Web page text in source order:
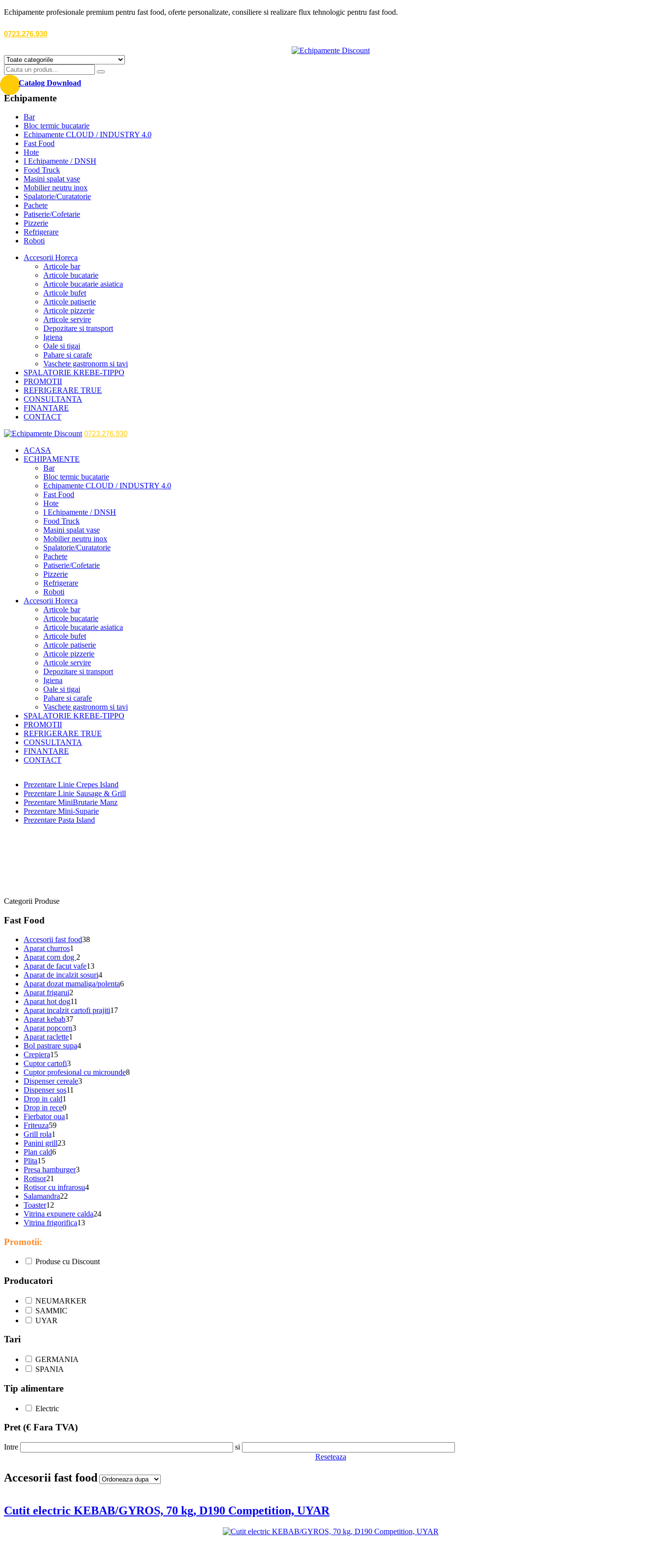
Echipamente profesionale premium pentru fast food, oferte personalizate, consiliere si realizare flux tehnologic pentru fast food.
0723.276.930
Catalog Download
Echipamente
Bar
Bloc termic bucatarie
Echipamente CLOUD / INDUSTRY 4.0
Fast Food
Hote
I Echipamente / DNSH
Food Truck
Masini spalat vase
Mobilier neutru inox
Spalatorie/Curatatorie
Pachete
Patiserie/Cofetarie
Pizzerie
Refrigerare
Roboti
Accesorii Horeca
Articole bar
Articole bucatarie
Articole bucatarie asiatica
Articole bufet
Articole patiserie
Articole pizzerie
Articole servire
Depozitare si transport
Igiena
Oale si tigai
Pahare si carafe
Vaschete gastronorm si tavi
SPALATORIE KREBE-TIPPO
PROMOTII
REFRIGERARE TRUE
CONSULTANTA
FINANTARE
CONTACT
0723.276.930
ACASA
ECHIPAMENTE
Bar
Bloc termic bucatarie
Echipamente CLOUD / INDUSTRY 4.0
Fast Food
Hote
I Echipamente / DNSH
Food Truck
Masini spalat vase
Mobilier neutru inox
Spalatorie/Curatatorie
Pachete
Patiserie/Cofetarie
Pizzerie
Refrigerare
Roboti
Accesorii Horeca
Articole bar
Articole bucatarie
Articole bucatarie asiatica
Articole bufet
Articole patiserie
Articole pizzerie
Articole servire
Depozitare si transport
Igiena
Oale si tigai
Pahare si carafe
Vaschete gastronorm si tavi
SPALATORIE KREBE-TIPPO
PROMOTII
REFRIGERARE TRUE
CONSULTANTA
FINANTARE
CONTACT
Prezentare Linie Crepes Island
Prezentare Linie Sausage & Grill
Prezentare MiniBrutarie Manz
Prezentare Mini-Suparie
Prezentare Pasta Island
Categorii Produse
Fast Food
Accesorii fast food38
Aparat churros1
Aparat corn dog 2
Aparat de facut vafe13
Aparat de incalzit sosuri4
Aparat dozat mamaliga/polenta6
Aparat frigarui2
Aparat hot dog11
Aparat incalzit cartofi prajiti17
Aparat kebab37
Aparat popcorn3
Aparat raclette1
Bol pastrare supa4
Crepiera15
Cuptor cartofi3
Cuptor profesional cu microunde8
Dispenser cereale3
Dispenser sos11
Drop in cald1
Drop in rece0
Fierbator oua1
Friteuza59
Grill rola1
Panini grill23
Plan cald6
Plita15
Presa hamburger3
Rotisor21
Rotisor cu infrarosu4
Salamandra22
Toaster12
Vitrina expunere calda24
Vitrina frigorifica13
Promotii:
Produse cu Discount
Producatori
NEUMARKER
SAMMIC
UYAR
Tari
GERMANIA
SPANIA
Tip alimentare
Electric
Pret(€ Fara TVA)
Intre
si
Reseteaza
Accesorii fast food
Cutit electric KEBAB/GYROS, 70 kg, D190 Competition, UYAR